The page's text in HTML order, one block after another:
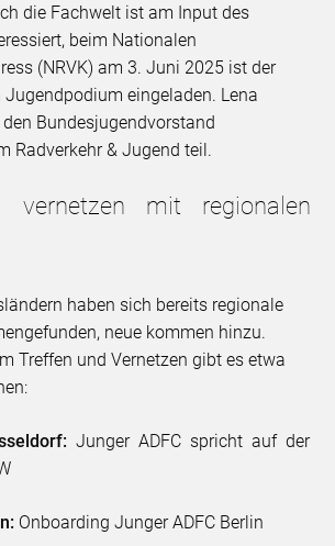
die Fachwelt ist am Input des
beim Nationalen
(NRVK) am 3. Juni 2025 ist der
Jugendpodium eingeladen. Lena
Bundesjugendvorstand
Radverkehr & Jugend teil.
vernetzen mit regionalen
haben sich bereits regionale
neue kommen hinzu.
Treffen und Vernetzen gibt es etwa
Junger ADFC spricht auf der
Onboarding Junger ADFC Berlin